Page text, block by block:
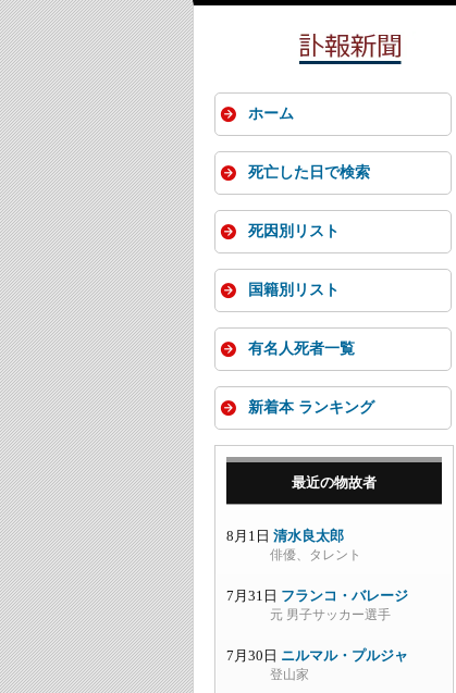
ホーム
死亡した日で検索
死因別リスト
国籍別リスト
有名人死者一覧
新着本 ランキング
最近の物故者
8月1日 清水良太郎
俳優、タレント
7月31日 フランコ・バレージ
元 男子サッカー選手
7月30日 ニルマル・プルジャ
登山家